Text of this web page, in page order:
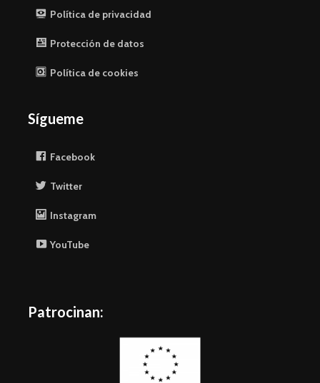
Política de privacidad
Protección de datos
Política de cookies
Sígueme
Facebook
Twitter
Instagram
YouTube
Patrocinan: